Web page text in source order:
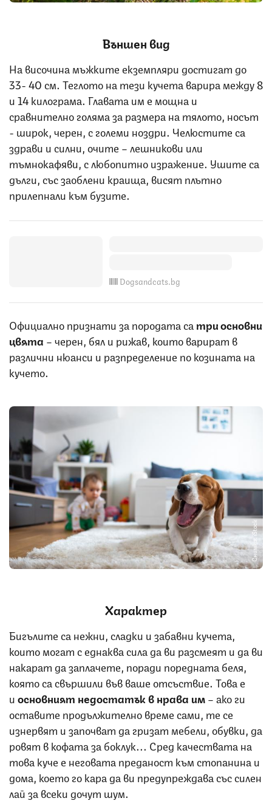
Външен вид
На височина мъжките екземпляри достигат до
33- 40 см. Теглото на тези кучета варира между 8
и 14 килограма. Главата им е мощна и
сравнително голяма за размера на тялото, носът
- широк, черен, с големи ноздри. Челюстите са
здрави и силни, очите – лешникови или
тъмнокафяви, с любопитно изражение. Ушите са
дълги, със заоблени краища, висят плътно
прилепнали към бузите.
Dogsandcats.bg
Официално признати за породата са три основни
цвята – черен, бял и рижав, които варират в
различни нюанси и разпределение по козината на
кучето.
Снимка: iStock
Характер
Бигълите са нежни, сладки и забавни кучета,
които могат с еднаква сила да ви разсмеят и да ви
накарат да заплачете, поради поредната беля,
която са свършили във ваше отсъствие. Това е
иосновният недостатък в нрава им– ако ги
оставите продължително време сами, те се
изнервят и започват да гризат мебели, обувки, да
ровят в кофата за боклук... Сред качествата на
това куче е неговата преданост към стопанина и
дома, което го кара да ви предупреждава със силен
лай за всеки дочут шум.